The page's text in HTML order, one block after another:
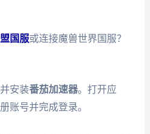
国服或连接魔兽世界国服？
安装番茄加速器。打开应
账号并完成登录。